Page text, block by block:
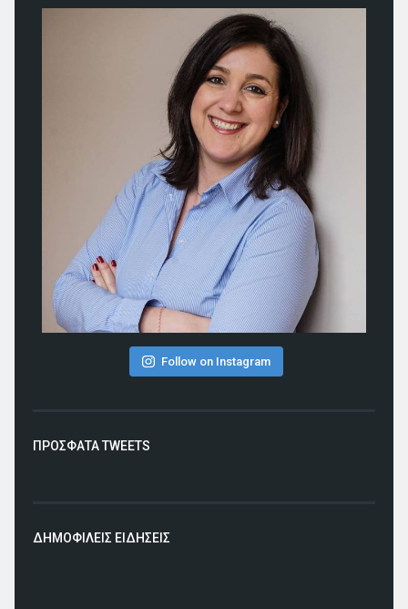
Follow on Instagram
ΠΡΟΣΦΑΤΑ TWEETS
ΔΗΜΟΦΙΛΕΙΣ ΕΙΔΗΣΕΙΣ